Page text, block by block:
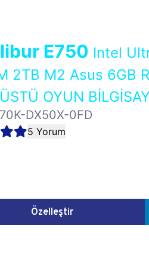
E750 Intel
2TB M2 Asus 6GB
OYUN
DX50X-0FD
5 Yorum
Özelleştir